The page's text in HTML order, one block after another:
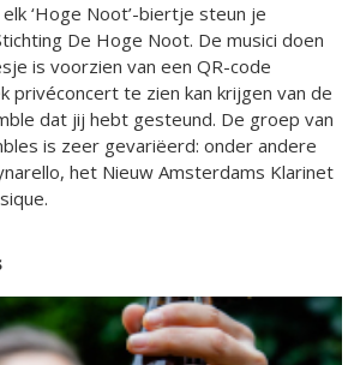
‘Hoge Noot’-biertje steun je
De Hoge Noot. De musici doen
is voorzien van een QR-code
privéconcert te zien kan krijgen van de
dat jij hebt gesteund. De groep van
is zeer gevariëerd: onder andere
het Nieuw Amsterdams Klarinet